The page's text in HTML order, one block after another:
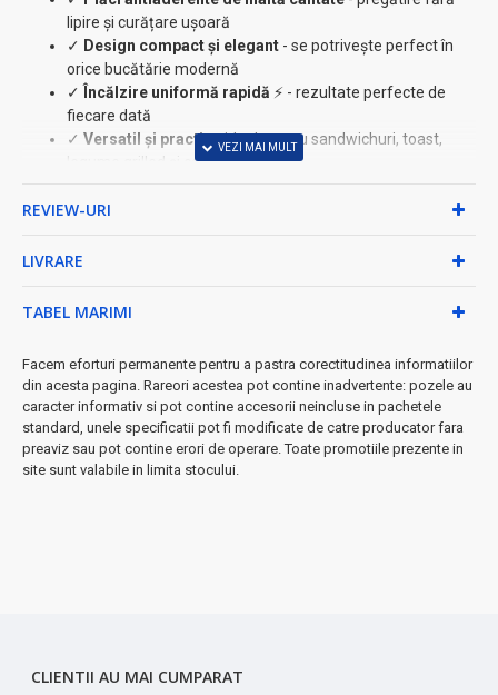
lipire și curățare ușoară
✓ Design compact și elegant - se potrivește perfect în
orice bucătărie modernă
✓
Încălzire uniformă rapidă ⚡ - rezultate perfecte de
fiecare dată
✓ Versatil și practic- ideal pentru sandwichuri, toast,
legume grilled și carne
• Preparate sănătoase cu consum redus de ulei
• Mânere ergonomice cu protecție termică
familie sau întâlniri cu prietenii.
➤Investește în calitate și savurează preparate delicioase
zilnic!
REVIEW-URI
LIVRARE
TABEL MARIMI
Facem eforturi permanente pentru a pastra corectitudinea informatiilor
din acesta pagina. Rareori acestea pot contine inadvertente: pozele au
caracter informativ si pot contine accesorii neincluse in pachetele
standard, unele specificatii pot fi modificate de catre producator fara
preaviz sau pot contine erori de operare. Toate promotiile prezente in
site sunt valabile in limita stocului.
CLIENTII AU MAI CUMPARAT